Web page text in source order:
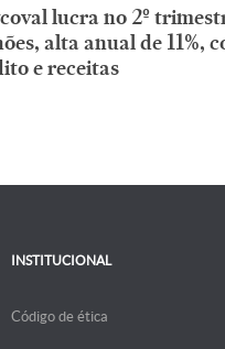
lucra no 2º
alta anual de 11%,
e receitas
INSTITUCIONAL
Código de ética